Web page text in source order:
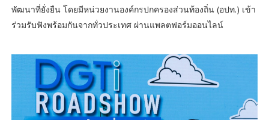
พัฒนาที่ยั่งยืน โดยมีหน่วยงานองค์กรปกครองส่วนท้องถิ่น (อปท.) เข้า
ร่วมรับฟังพร้อมกันจากทั่วประเทศ ผ่านแพลตฟอร์มออนไลน์